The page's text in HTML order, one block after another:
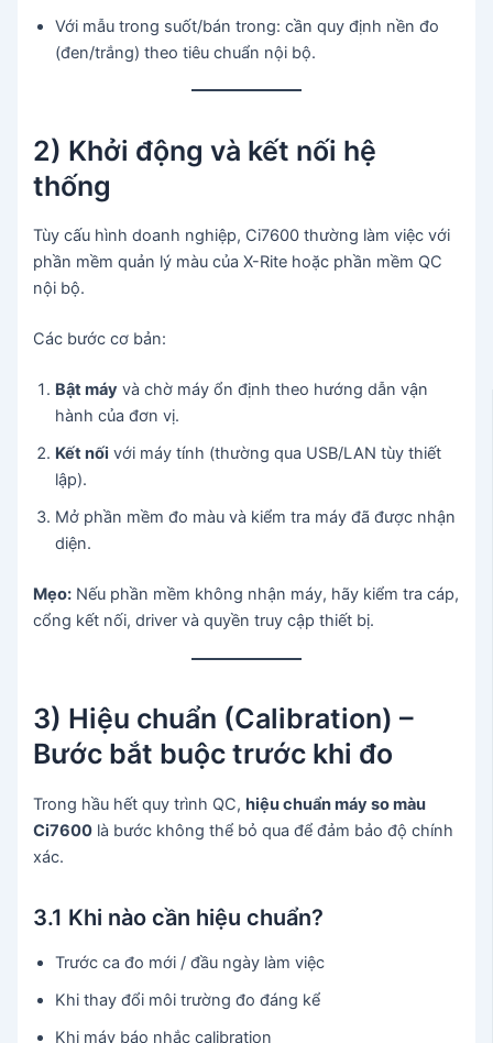
Với mẫu trong suốt/bán trong: cần quy định nền đo
(đen/trắng) theo tiêu chuẩn nội bộ.
2) Khởi động và kết nối hệ
thống
Tùy cấu hình doanh nghiệp, Ci7600 thường làm việc với
phần mềm quản lý màu của X-Rite hoặc phần mềm QC
nội bộ.
Các bước cơ bản:
Bật máy và chờ máy ổn định theo hướng dẫn vận
hành của đơn vị.
Kết nối với máy tính (thường qua USB/LAN tùy thiết
lập).
Mở phần mềm đo màu và kiểm tra máy đã được nhận
diện.
Mẹo: Nếu phần mềm không nhận máy, hãy kiểm tra cáp,
cổng kết nối, driver và quyền truy cập thiết bị.
3) Hiệu chuẩn (Calibration) –
Bước bắt buộc trước khi đo
Trong hầu hết quy trình QC,hiệu chuẩn máy so màu
Ci7600 là bước không thể bỏ qua để đảm bảo độ chính
xác.
3.1 Khi nào cần hiệu chuẩn?
Trước ca đo mới / đầu ngày làm việc
Khi thay đổi môi trường đo đáng kể
Khi máy báo nhắc calibration